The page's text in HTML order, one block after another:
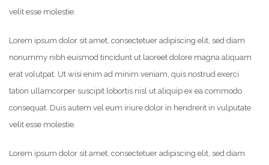
velit esse molestie.
Lorem ipsum dolor sit amet, consectetuer adipiscing elit, sed diam
nonummy nibh euismod tincidunt ut laoreet dolore magna aliquam
erat volutpat. Ut wisi enim ad minim veniam, quis nostrud exerci
tation ullamcorper suscipit lobortis nisl ut aliquip ex ea commodo
consequat. Duis autem vel eum iriure dolor in hendrerit in vulputate
velit esse molestie.
Lorem ipsum dolor sit amet, consectetuer adipiscing elit, sed diam